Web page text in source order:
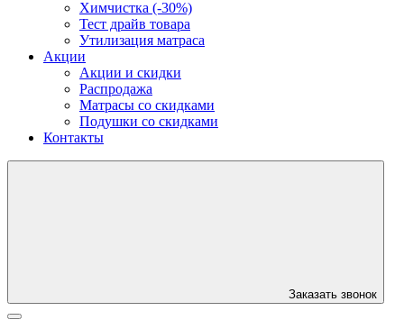
Химчистка (-30%)
Тест драйв товара
Утилизация матраса
Акции
Акции и скидки
Распродажа
Матрасы со скидками
Подушки со скидками
Контакты
Заказать звонок